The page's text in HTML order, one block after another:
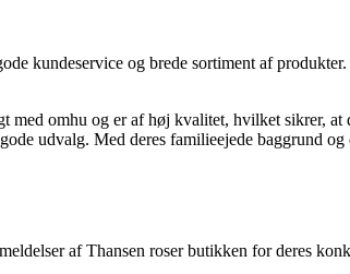
kundeservice og brede sortiment af
omhu og er af høj kvalitet, hvilket sikrer,
udvalg. Med deres familieejede baggrund
af Thansen roser butikken for deres